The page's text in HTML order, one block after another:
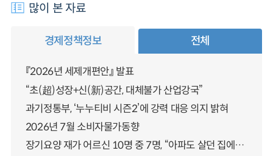
많이 본 자료
경제정책정보 전체
『2026년 세제개편안』 발표
“초(超)성장+신(新)공간, 대체불가 산업강국”
과기정통부, ‘누누티비 시즌2’에 강력 대응 의지 밝혀
2026년 7월 소비자물가동향
장기요양 재가 어르신 10명 중 7명, “아파도 살던 집에서 살겠다” 「2025년 장기요양실태조사」 결과 발표